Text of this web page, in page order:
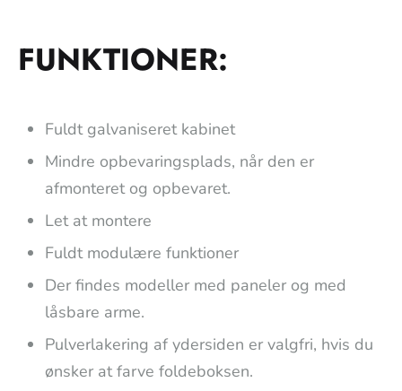
FUNKTIONER:
Fuldt galvaniseret kabinet
Mindre opbevaringsplads, når den er
afmonteret og opbevaret.
Let at montere
Fuldt modulære funktioner
Der findes modeller med paneler og med
låsbare arme.
Pulverlakering af ydersiden er valgfri, hvis du
ønsker at farve foldeboksen.